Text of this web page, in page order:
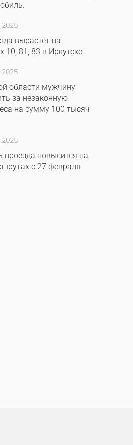
2025
вырастет на
10, 81, 83 в Иркутске.
2025
области мужчину
за незаконную
на сумму 100 тысяч
2025
проезда повысится на
с 27 февраля